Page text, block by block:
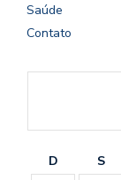
Saúde
Contato
D S